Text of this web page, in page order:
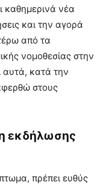
καθημερινά νέα
και την αγορά
από τα
νομοθεσίας στην
αυτά, κατά την
στους
εκδήλωσης
πρέπει ευθύς